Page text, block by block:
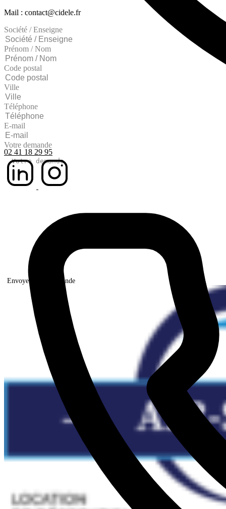
Mail : contact@cidele.fr
Société / Enseigne
Prénom / Nom
Code postal
Ville
Téléphone
E-mail
Votre demande
Envoyer votre demande
02 41 18 29 95